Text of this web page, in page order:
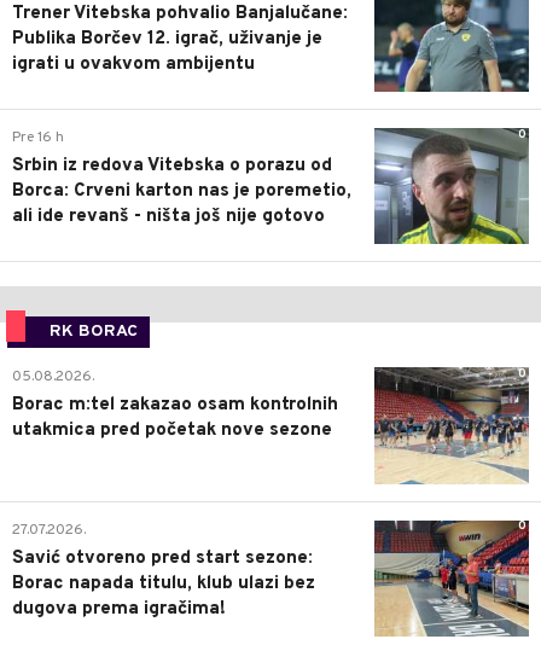
Trener Vitebska pohvalio Banjalučane:
Publika Borčev 12. igrač, uživanje je
igrati u ovakvom ambijentu
0
Pre 16 h
Srbin iz redova Vitebska o porazu od
Borca: Crveni karton nas je poremetio,
ali ide revanš - ništa još nije gotovo
RK BORAC
0
05.08.2026.
Borac m:tel zakazao osam kontrolnih
utakmica pred početak nove sezone
0
27.07.2026.
Savić otvoreno pred start sezone:
Borac napada titulu, klub ulazi bez
dugova prema igračima!